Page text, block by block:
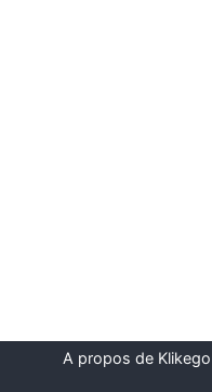
A propos de Klikego